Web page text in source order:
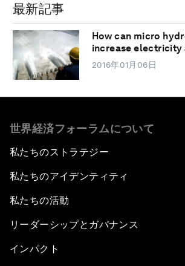
最新記事
How can micro
increase electricity
2016年01月06日
世界経済フォーラムについて
私たちのストラテジー
私たちのアイデンティティ
私たちの活動
リーダーシップとガバナンス
インパクト